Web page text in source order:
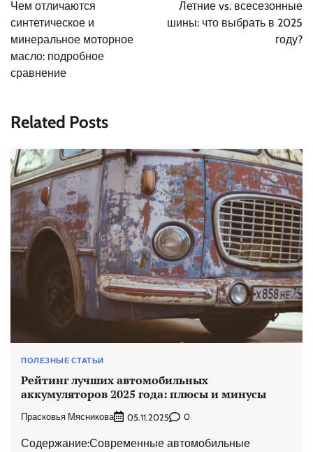
записям
Чем отличаются
синтетическое и
минеральное моторное
масло: подробное
сравнение
Летние vs. всесезонные
шины: что выбрать в 2025
году?
Related Posts
ПОЛЕЗНЫЕ СТАТЬИ
Рейтинг лучших автомобильных
аккумуляторов 2025 года: плюсы и минусы
Прасковья Мясникова 05.11.2025 0
Содержание:Современные автомобильные